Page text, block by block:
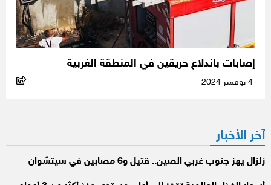
إصابات باندلاع حريقين في المنطقة الغربية
آخر الأخبار
زلزال يهز جنوب غربي الصين.. قتيل و6 مصابين في سيتشوان